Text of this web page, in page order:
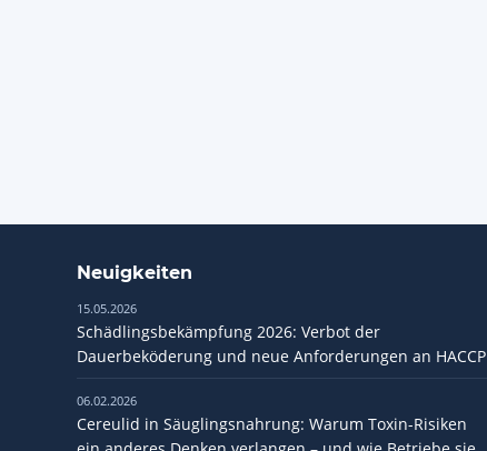
Neuigkeiten
15.05.2026
Schädlingsbekämpfung 2026: Verbot der
Dauerbeköderung und neue Anforderungen an HACCP
06.02.2026
Cereulid in Säuglingsnahrung: Warum Toxin-Risiken